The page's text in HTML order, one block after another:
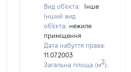
Вид об'єкта:
Інше
Інший вид
об'єкта: нежиле
приміщення
Дата набуття права:
11.07.2003
Загальна площа (м2):